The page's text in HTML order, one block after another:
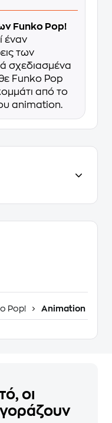
Funko Pop!
έναν
των
σχεδιασμένα
Funko Pop
από το
animation.
Pop! Animation
οι